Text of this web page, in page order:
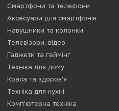
Смартфони та телефони
Аксесуари для смартфонів
Навушники та колонки
Телевізори, відео
Гаджети та геймінг
Техніка для дому
Краса та здоров'я
Техніка для кухні
Комп'ютерна техніка